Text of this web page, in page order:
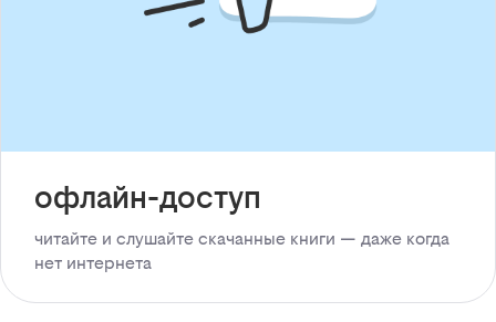
офлайн-доступ
читайте и слушайте скачанные книги — даже когда
нет интернета